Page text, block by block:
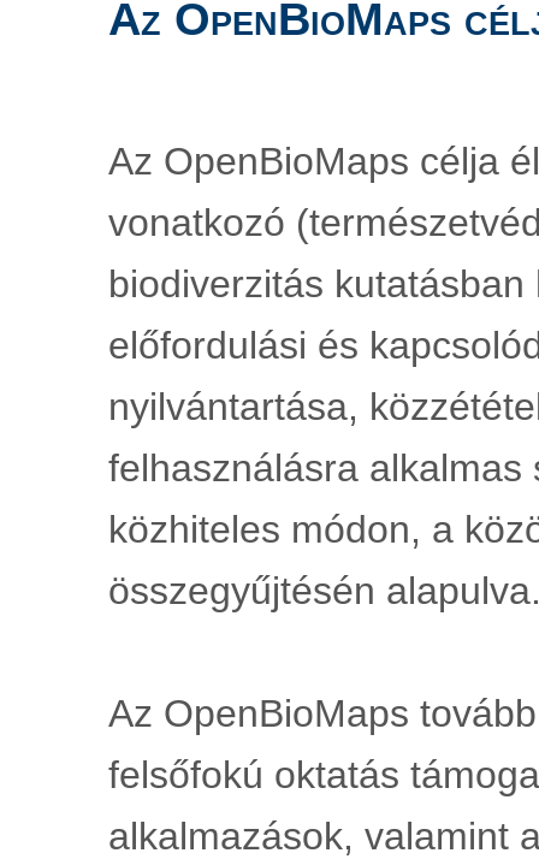
Az OpenBioMaps
Az OpenBioMaps célja
vonatkozó
biodiverzitás kutatásban
előfordulási és
nyilvántartása,
felhasználásra alkalmas
közhiteles módon, a
összegyűjtésén
Az OpenBioMaps
felsőfokú oktatás
alkalmazások, valamint